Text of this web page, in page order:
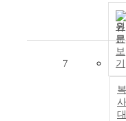
원
문
보
기
복
대
7